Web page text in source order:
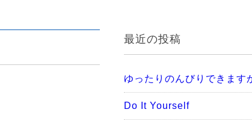
最近の投稿
ゆったりのんびりできます
Do It Yourself